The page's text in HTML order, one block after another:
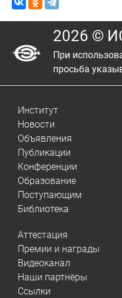
2026 ©
При
просьба
Институт
Новости
Объявления
Публикации
Конференции
Образование
Поступающим
Библиотека
Аттестация
Премии и награды
Видеоканал
Наши партнёры
Ссылки